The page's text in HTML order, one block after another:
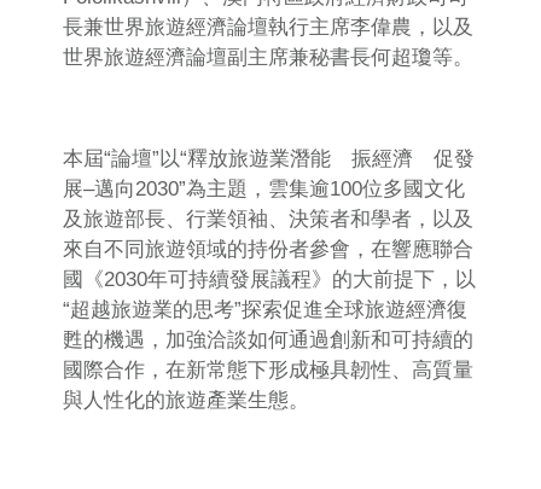
長兼世界旅遊經濟論壇執行主席李偉農，以及
世界旅遊經濟論壇副主席兼秘書長何超瓊等。
本屆“論壇”以“釋放旅遊業潛能 振經濟 促發
展–邁向2030”為主題，雲集逾100位多國文化
及旅遊部長、行業領袖、決策者和學者，以及
來自不同旅遊領域的持份者參會，在響應聯合
國《2030年可持續發展議程》的大前提下，以
“超越旅遊業的思考”探索促進全球旅遊經濟復
甦的機遇，加強洽談如何通過創新和可持續的
國際合作，在新常態下形成極具韌性、高質量
與人性化的旅遊產業生態。